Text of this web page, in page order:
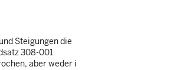
Steigungen die
308-001
aber weder i